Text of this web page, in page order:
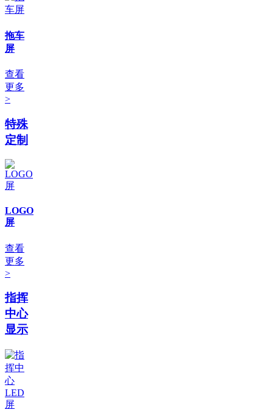
拖车
屏
查看
更多
>
特殊
定制
LOGO
屏
查看
更多
>
指挥
中心
显示